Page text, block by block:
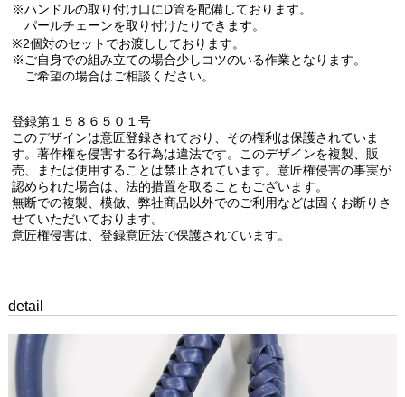
※ハンドルの取り付け口にD管を配備しております。
パールチェーンを取り付けたりできます。
※2個対のセットでお渡ししております。
※ご自身での組み立ての場合少しコツのいる作業となります。
ご希望の場合はご相談ください。
登録第１５８６５０１号
このデザインは意匠登録されており、その権利は保護されていま
す。著作権を侵害する行為は違法です。このデザインを複製、販
売、または使用することは禁止されています。意匠権侵害の事実が
認められた場合は、法的措置を取ることもございます。
無断での複製、模倣、弊社商品以外でのご利用などは固くお断りさ
せていただいております。
意匠権侵害は、登録意匠法で保護されています。
detail